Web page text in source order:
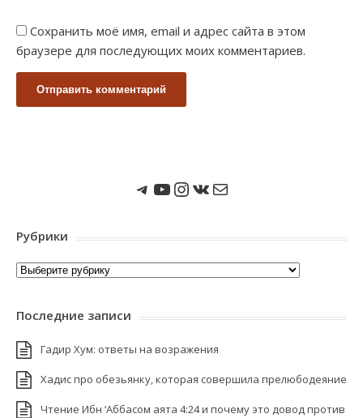
Сохранить моё имя, email и адрес сайта в этом
браузере для последующих моих комментариев.
Мы в Telegram
Мы на Youtube
Instagram
ВКонтакте
Почта
Рубрики
Рубрики
Последние записи
Гадир Хум: ответы на возражения
Хадис про обезьянку, которая совершила прелюбодеяние
Чтение Ибн ‘Аббасом аята 4:24 и почему это довод против